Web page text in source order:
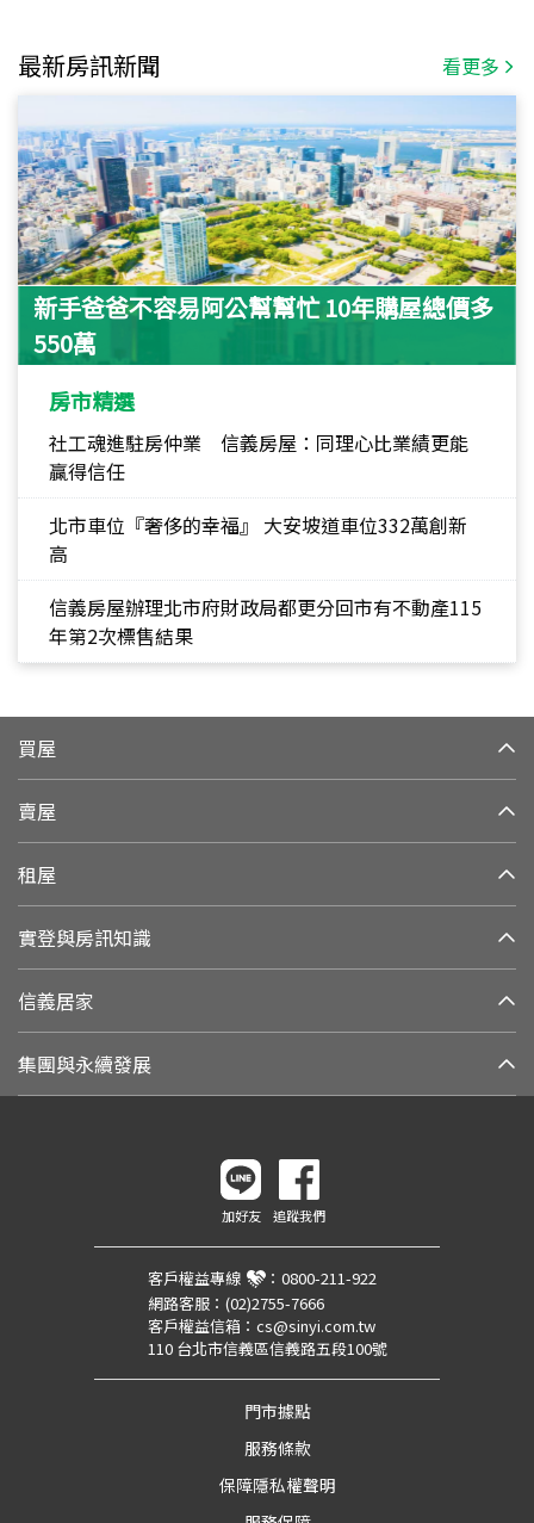
最新房訊新聞 看更多
新手爸爸不容易阿公幫幫忙 10年購屋總價多
550萬
房市精選
社工魂進駐房仲業 信義房屋：同理心比業績更能
贏得信任
北市車位『奢侈的幸福』 大安坡道車位332萬創新
高
信義房屋辦理北市府財政局都更分回市有不動產115
年第2次標售結果
買屋
賣屋
租屋
實登與房訊知識
信義居家
集團與永續發展
加好友 追蹤我們
客戶權益專線 ： 0800-211-922
網路客服： (02)2755-7666
客戶權益信箱： cs@sinyi.com.tw
110 台北市信義區信義路五段100號
門市據點
服務條款
保障隱私權聲明